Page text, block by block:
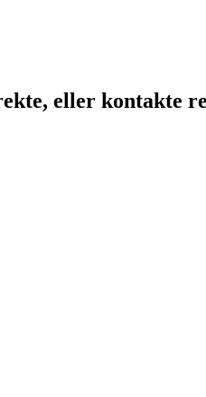
eller kontakte